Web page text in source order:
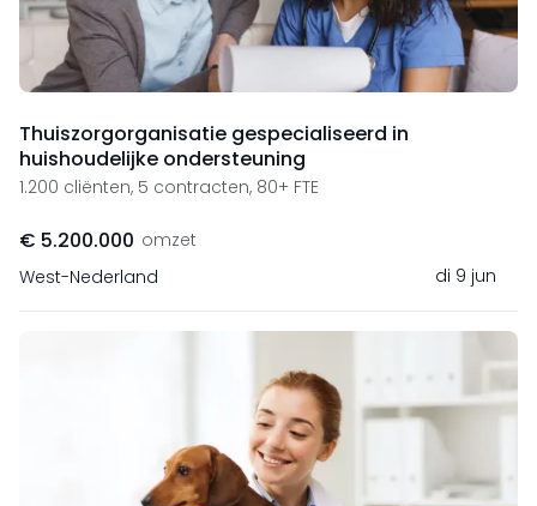
Thuiszorgorganisatie gespecialiseerd in
huishoudelijke ondersteuning
1.200 cliënten, 5 contracten, 80+ FTE
€ 5.200.000 omzet
West-Nederland
di 9 jun